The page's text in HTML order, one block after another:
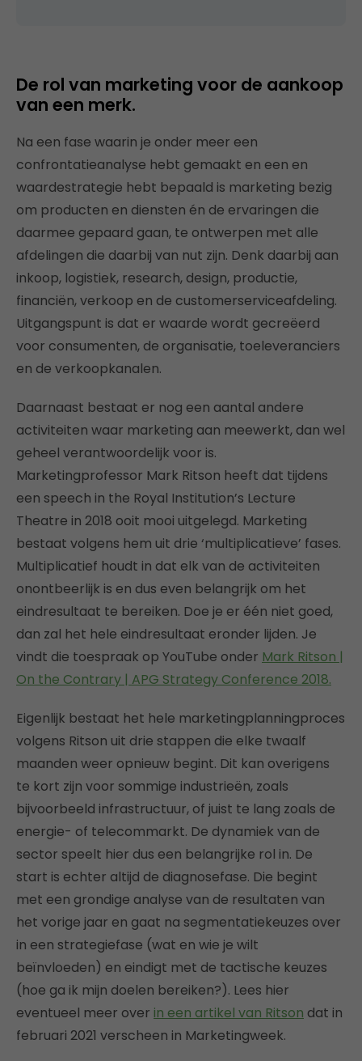
De rol van marketing voor de aankoop
van een merk.
Na een fase waarin je onder meer een
confrontatieanalyse hebt gemaakt en een en
waardestrategie hebt bepaald is marketing bezig
om producten en diensten én de ervaringen die
daarmee gepaard gaan, te ontwerpen met alle
afdelingen die daarbij van nut zijn. Denk daarbij aan
inkoop, logistiek, research, design, productie,
financiën, verkoop en de customerserviceafdeling.
Uitgangspunt is dat er waarde wordt gecreëerd
voor consumenten, de organisatie, toeleveranciers
en de verkoopkanalen.
Daarnaast bestaat er nog een aantal andere
activiteiten waar marketing aan meewerkt, dan wel
geheel verantwoordelijk voor is.
Marketingprofessor Mark Ritson heeft dat tijdens
een speech in the Royal Institution’s Lecture
Theatre in 2018 ooit mooi uitgelegd. Marketing
bestaat volgens hem uit drie ‘multiplicatieve’ fases.
Multiplicatief houdt in dat elk van de activiteiten
onontbeerlijk is en dus even belangrijk om het
eindresultaat te bereiken. Doe je er één niet goed,
dan zal het hele eindresultaat eronder lijden. Je
vindt die toespraak op YouTube onder Mark Ritson |
On the Contrary | APG Strategy Conference 2018.
Eigenlijk bestaat het hele marketingplanningproces
volgens Ritson uit drie stappen die elke twaalf
maanden weer opnieuw begint. Dit kan overigens
te kort zijn voor sommige industrieën, zoals
bijvoorbeeld infrastructuur, of juist te lang zoals de
energie- of telecommarkt. De dynamiek van de
sector speelt hier dus een belangrijke rol in. De
start is echter altijd de diagnosefase. Die begint
met een grondige analyse van de resultaten van
het vorige jaar en gaat na segmentatiekeuzes over
in een strategiefase (wat en wie je wilt
beïnvloeden) en eindigt met de tactische keuzes
(hoe ga ik mijn doelen bereiken?). Lees hier
eventueel meer over in een artikel van Ritson dat in
februari 2021 verscheen in Marketingweek.